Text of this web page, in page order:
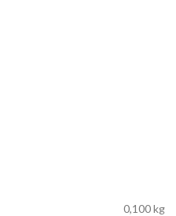
0,100 kg